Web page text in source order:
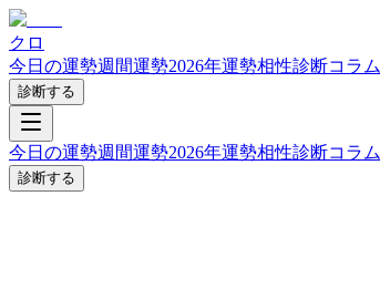
クロ
今日の運勢週間運勢2026年運勢相性診断コラム
診断する
今日の運勢週間運勢2026年運勢相性診断コラム
診断する